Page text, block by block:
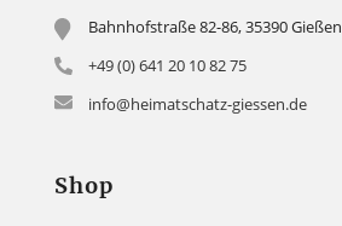
Bahnhofstraße 82-86, 35390 Gießen
+49 (0) 641 20 10 82 75
info@heimatschatz-giessen.de
Shop